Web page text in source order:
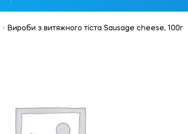
Вироби з витяжного тіста Sausage cheese, 100г